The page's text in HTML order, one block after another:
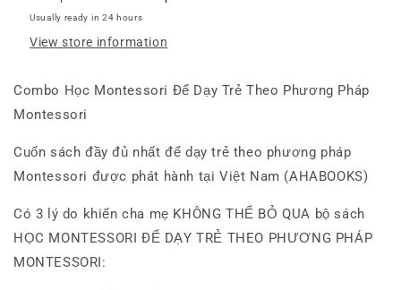
Montessori
-
Combo
cuốn:
Con
không
Ipad
để
khôn,
Chờ
lớn
Montessori
-
Combo
cuốn:
Con
Ipad
để
khôn,
Chờ
Usually ready in 24 hours
View store information
Combo Học Montessori Để Dạy Trẻ Theo Phương Pháp
Montessori
Cuốn sách đầy đủ nhất để dạy trẻ theo phương pháp
Montessori được phát hành tại Việt Nam (AHABOOKS)
Có 3 lý do khiến cha mẹ KHÔNG THỂ BỎ QUA bộ sách
HỌC MONTESSORI ĐỂ DẠY TRẺ THEO PHƯƠNG PHÁP
MONTESSORI: